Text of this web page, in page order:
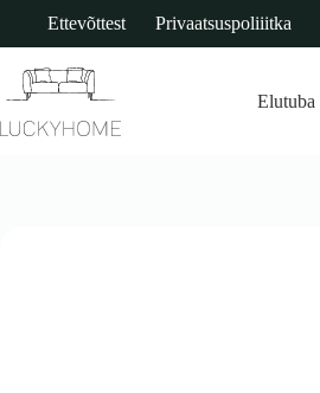
content
Ettevõttest Privaatsuspoliiitka
Elutuba